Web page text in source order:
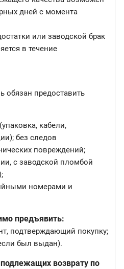
дней с момента
или заводской брак
в течение
обязан предоставить
кабели,
без следов
повреждений;
с заводской пломбой
номерами и
предъявить:
подтверждающий покупку;
был выдан).
возврату по